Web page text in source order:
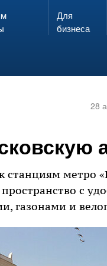
Запах
Для
бизнеса
28
станциям метро
с
газонами и